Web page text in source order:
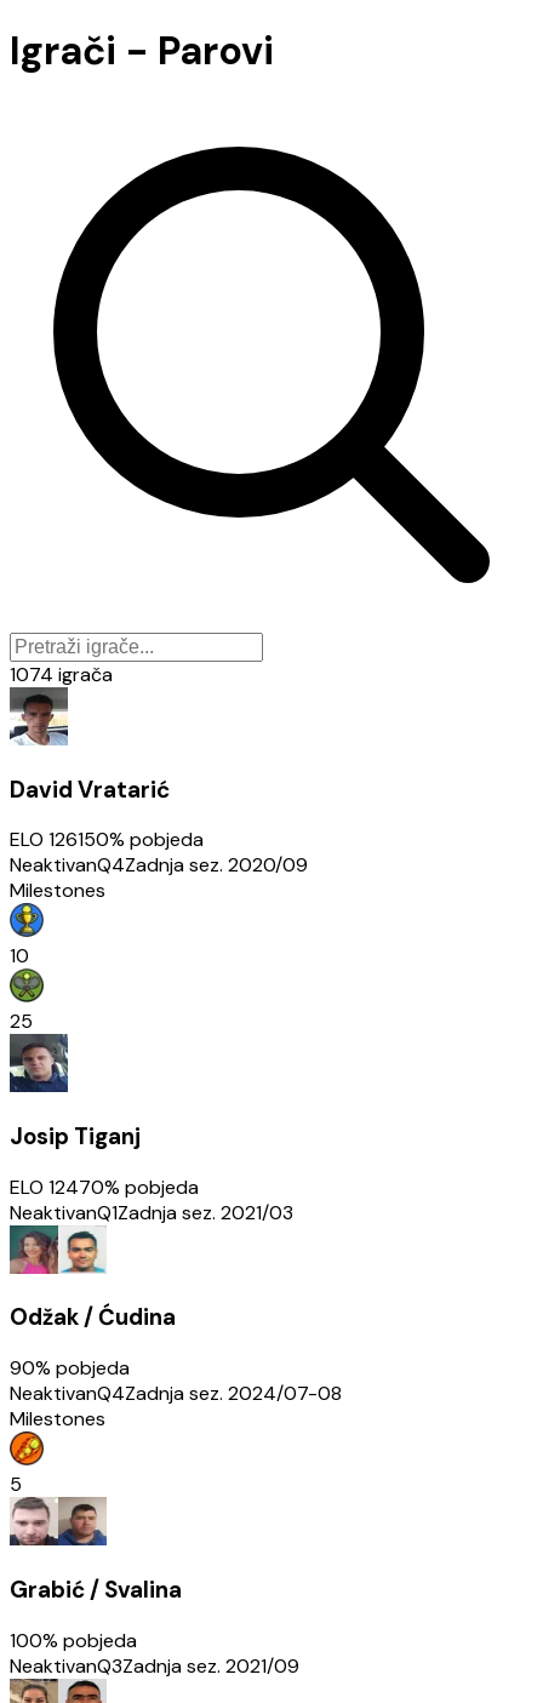
Igrači - Parovi
1074 igrača
David Vratarić
ELO 126150% pobjeda
NeaktivanQ4Zadnja sez. 2020/09
Milestones
10
25
Josip Tiganj
ELO 12470% pobjeda
NeaktivanQ1Zadnja sez. 2021/03
Odžak / Ćudina
90% pobjeda
NeaktivanQ4Zadnja sez. 2024/07-08
Milestones
5
Grabić / Svalina
100% pobjeda
NeaktivanQ3Zadnja sez. 2021/09